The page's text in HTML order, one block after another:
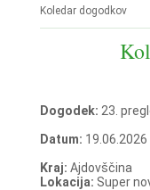
Koledar dogodkov
Dogodek: 23.
Datum: 19.06.2026
Kraj: Ajdovščina
Lokacija: Super